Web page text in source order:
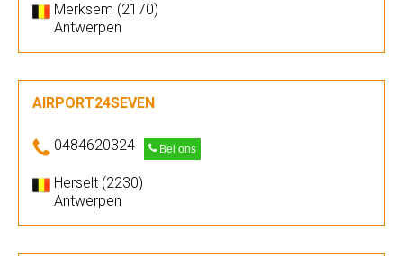
Merksem (2170)
Antwerpen
AIRPORT24SEVEN
0484620324 Bel ons
Herselt (2230)
Antwerpen